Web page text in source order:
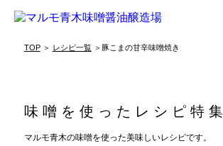
TOP＞ レシピ一覧＞豚こまの甘辛味噌焼き
味噌を使ったレシピ特集
マルモ青木の味噌を使った美味しいレシピです。